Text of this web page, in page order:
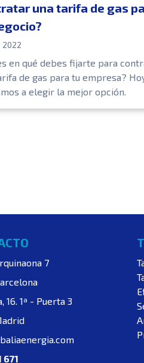
una tarifa de gas
2022
en qué debes fijarte para
de gas para tu empresa?
a elegir la mejor opción.
7
16. 1ª - Puerta 3
671